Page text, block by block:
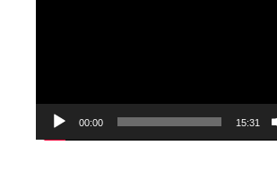
00:00 15:31